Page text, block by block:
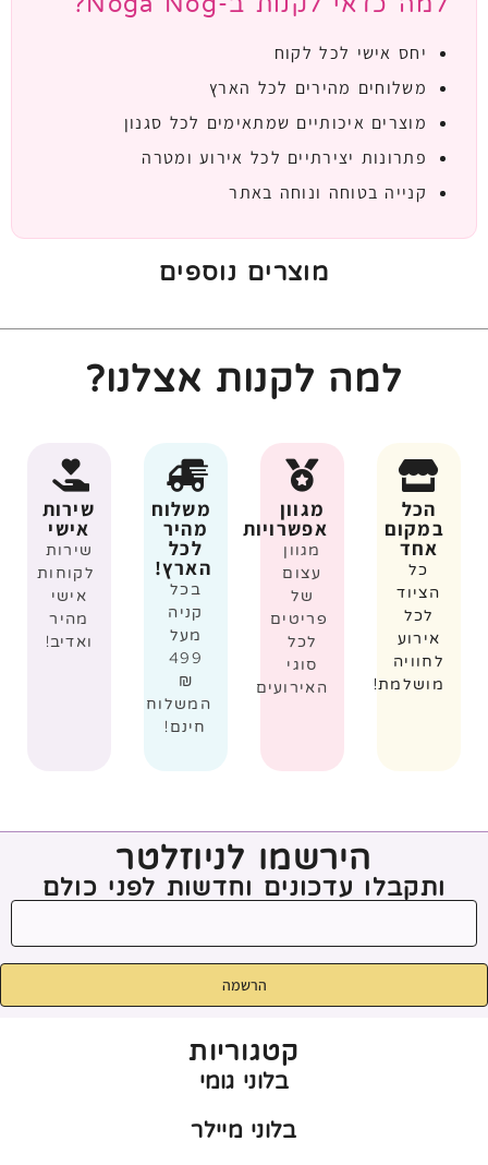
יחס אישי לכל לקוח
משלוחים מהירים לכל הארץ
מוצרים איכותיים שמתאימים לכל סגנון
פתרונות יצירתיים לכל אירוע ומטרה
קנייה בטוחה ונוחה באתר
מוצרים נוספים
למה לקנות אצלנו?
הכל
במקום
אחד
כל
הציוד
לכל
אירוע
לחוויה
מושלמת!
מגוון
אפשרויות
מגוון
עצום
של
פריטים
לכל
סוגי
האירועים
משלוח
מהיר
לכל
הארץ!
בכל
קניה
מעל
499
₪
המשלוח
חינם!
שירות
אישי
שירות
לקוחות
אישי
מהיר
ואדיב!
הירשמו לניוזלטר
ותקבלו עדכונים וחדשות לפני כולם
הרשמה
קטגוריות
בלוני גומי
בלוני מיילר